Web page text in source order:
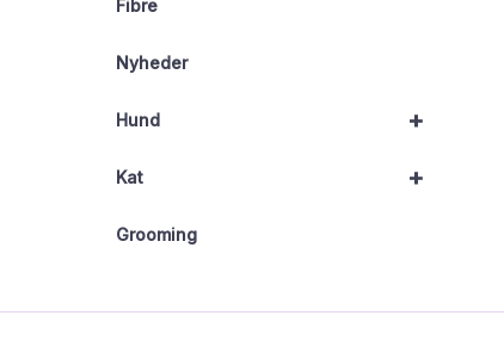
Fibre
Nyheder
+
Hund
+
Kat
Grooming